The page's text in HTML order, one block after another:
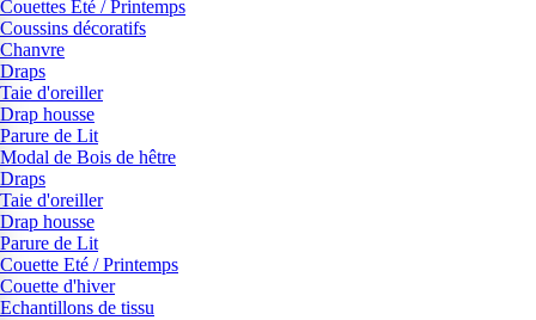
Couettes Eté / Printemps
Coussins décoratifs
Chanvre
Draps
Taie d'oreiller
Drap housse
Parure de Lit
Modal de Bois de hêtre
Draps
Taie d'oreiller
Drap housse
Parure de Lit
Couette Eté / Printemps
Couette d'hiver
Echantillons de tissu